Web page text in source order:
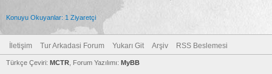
Konuyu Okuyanlar: 1 Ziyaretçi
İletişim Tur Arkadasi Forum Yukarı Git Arşiv RSS Beslemesi
Türkçe Çeviri: MCTR , Forum Yazılımı: MyBB